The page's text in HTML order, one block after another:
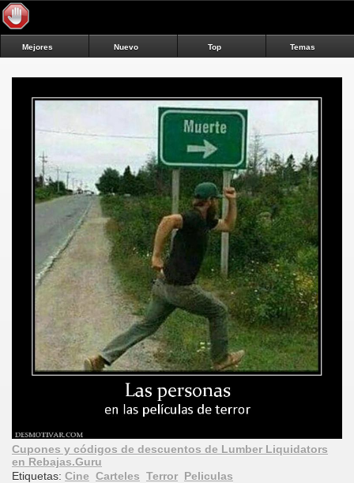
Mejores Nuevo Top Temas
Cupones y códigos de descuentos de Lumber Liquidators
en Rebajas.Guru
Etiquetas: Cine Carteles Terror Peliculas